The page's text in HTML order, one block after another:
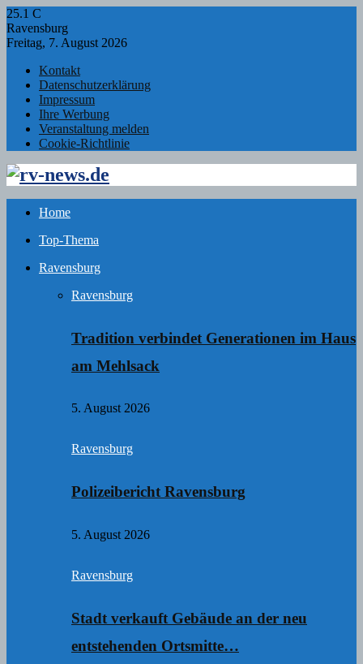
25.1 C
Ravensburg
Freitag, 7. August 2026
Kontakt
Datenschutzerklärung
Impressum
Ihre Werbung
Veranstaltung melden
Cookie-Richtlinie
Facebook
Twitter
Instagram
Email
Rss
Home
Top-Thema
Ravensburg
Ravensburg
Tradition verbindet Generationen im Haus
am Mehlsack
5. August 2026
Ravensburg
Polizeibericht Ravensburg
5. August 2026
Ravensburg
Stadt verkauft Gebäude an der neu
entstehenden Ortsmitte…